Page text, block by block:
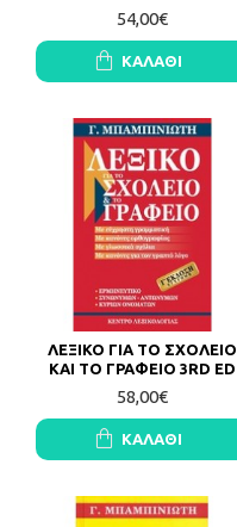
54,00€
ΚΑΛΆΘΙ
ΛΕΞΙΚΟ ΓΙΑ ΤΟ ΣΧΟΛΕΙΟ
ΚΑΙ ΤΟ ΓΡΑΦΕΙΟ 3RD ED
58,00€
ΚΑΛΆΘΙ